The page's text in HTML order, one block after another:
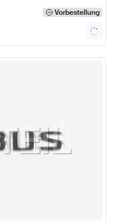
Vorbestellung